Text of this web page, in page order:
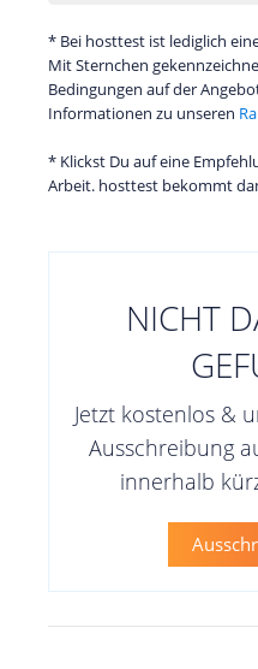
* Bei hosttest ist lediglich
Mit Sternchen
Bedingungen auf der
Informationen zu unseren
* Klickst Du auf eine
Arbeit. hosttest bekommt
NICHT
Jetzt kostenlos &
Ausschreibung
innerhalb